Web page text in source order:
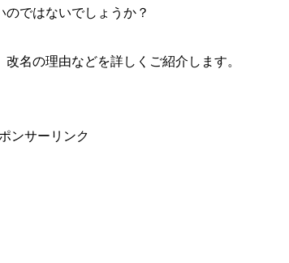
ではないでしょうか？
名の理由などを詳しくご紹介します。
ンサーリンク